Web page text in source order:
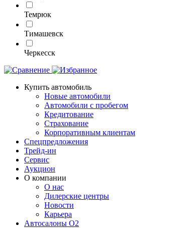
Темрюк
Тимашевск
Черкесск
Купить автомобиль
Новые автомобили
Автомобили с пробегом
Кредитование
Страхование
Корпоративным клиентам
Спецпредложения
Трейд-ин
Сервис
Аукцион
О компании
О нас
Дилерские центры
Новости
Карьера
Автосалоны O2